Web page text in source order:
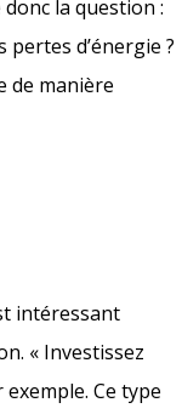
la question :
d’énergie ?
de manière
intéressant
« Investissez
Ce type